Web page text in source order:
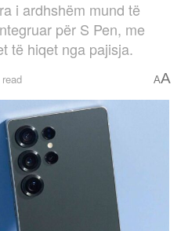
i ardhshëm mund të
për S Pen, me
të hiqet nga pajisja.
AA